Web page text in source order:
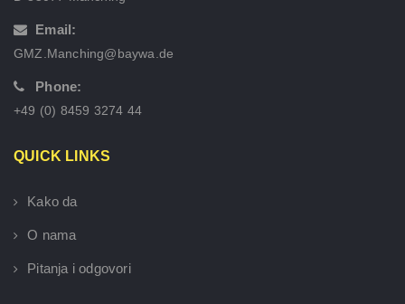
Email:
GMZ.Manching@baywa.de
Phone:
+49 (0) 8459 3274 44
QUICK LINKS
Kako da
O nama
Pitanja i odgovori